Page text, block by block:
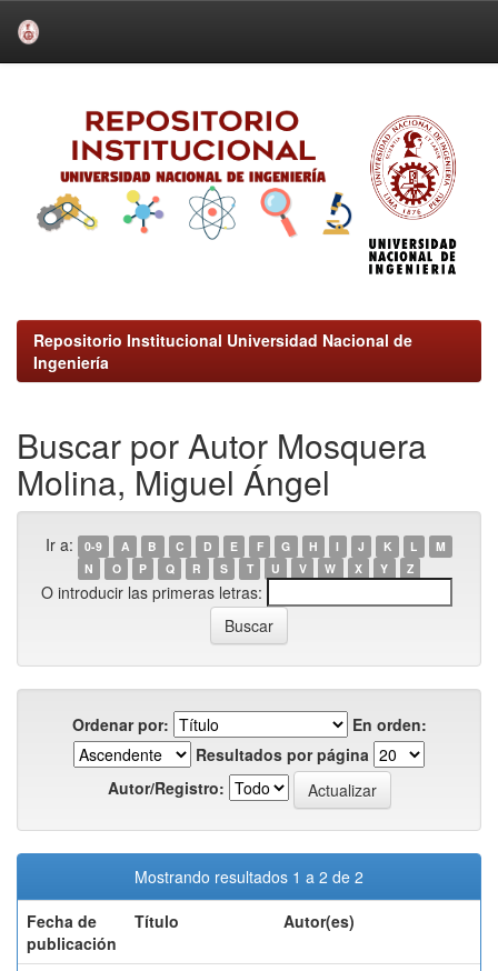
Repositorio Institucional Universidad Nacional de
Ingeniería
Buscar por Autor Mosquera
Molina, Miguel Ángel
Ir a: 0-9 A B C D E F G H I J K L
M
N
O P Q R S T U V W X Y Z
O introducir las primeras letras:
Ordenar por:
En orden:
Resultados por página
Autor/Registro:
Mostrando resultados 1 a 2 de 2
Fecha de
publicación
Título Autor(es)